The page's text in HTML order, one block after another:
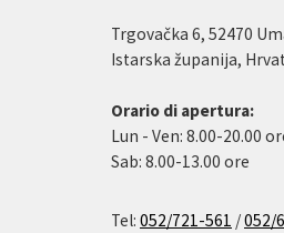
Trgovačka 6, 52470
Istarska županija,
Orario di apertura:
Lun - Ven: 8.00-20.00
Sab: 8.00-13.00 ore
Tel: 052/721-561 /052/